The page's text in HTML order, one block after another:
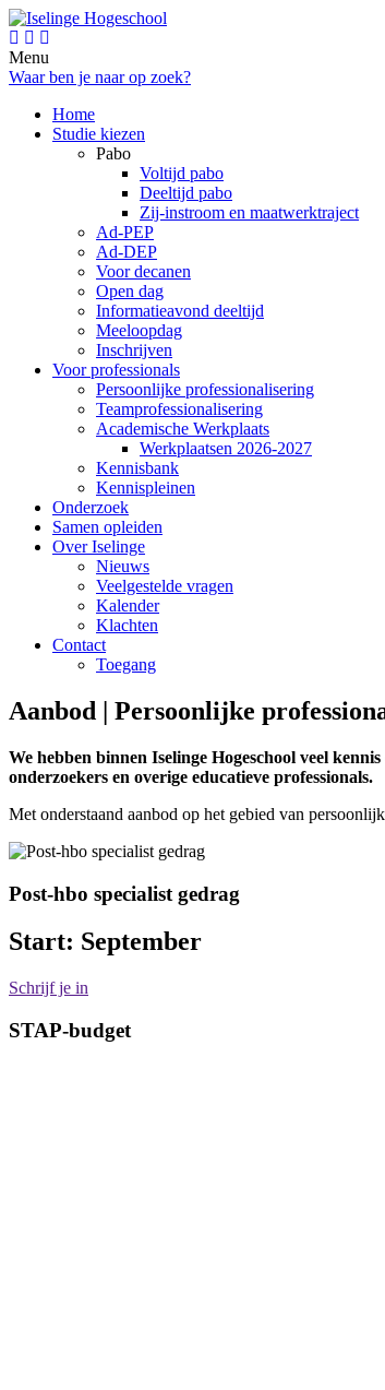
Menu
Waar ben je naar op zoek?
Home
Studie kiezen
Pabo
Voltijd pabo
Deeltijd pabo
Zij-instroom en maatwerktraject
Ad-PEP
Ad-DEP
Voor decanen
Open dag
Informatieavond deeltijd
Meeloopdag
Inschrijven
Voor professionals
Persoonlijke professionalisering
Teamprofessionalisering
Academische Werkplaats
Werkplaatsen 2026-2027
Kennisbank
Kennispleinen
Onderzoek
Samen opleiden
Over Iselinge
Nieuws
Veelgestelde vragen
Kalender
Klachten
Contact
Toegang
Aanbod | Persoonlijke
We hebben binnen Iselinge Hogeschool veel
onderzoekers en overige educatieve professionals.
Met onderstaand aanbod op het gebied van
Post-hbo specialist gedrag
Start: September
Schrijf je in
STAP-budget